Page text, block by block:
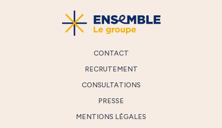
CONTACT
RECRUTEMENT
CONSULTATIONS
PRESSE
MENTIONS LÉGALES